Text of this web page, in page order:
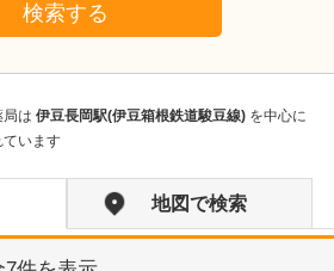
検索する
は 伊豆長岡駅(伊豆箱根鉄道駿豆線) を中心に
ています
地図で検索